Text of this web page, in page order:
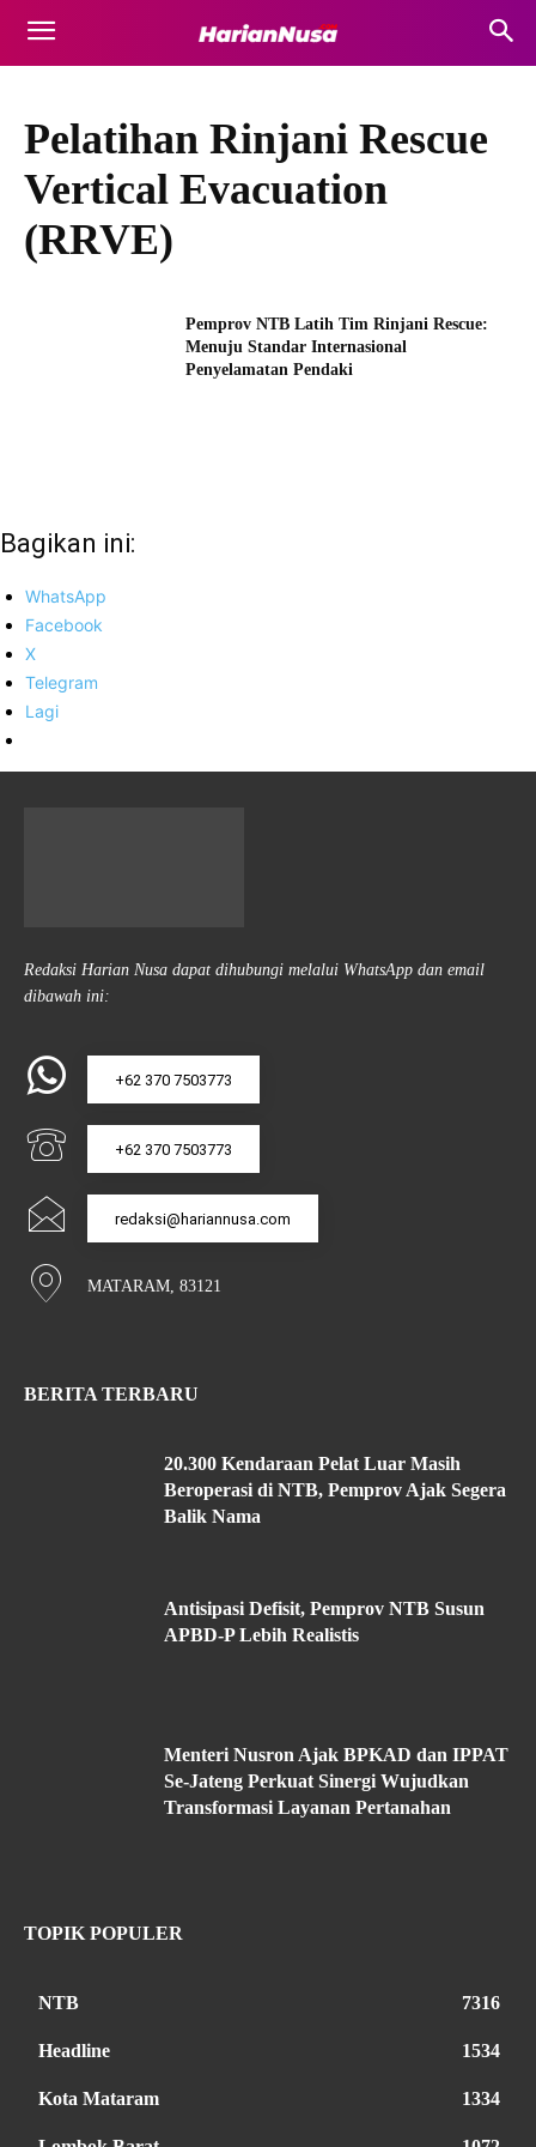
Pelatihan Rinjani Rescue
Vertical Evacuation
(RRVE)
Pemprov NTB Latih Tim Rinjani Rescue:
Menuju Standar Internasional
Penyelamatan Pendaki
Bagikan ini:
WhatsApp
Facebook
X
Telegram
Lagi
Redaksi Harian Nusa dapat dihubungi melalui WhatsApp dan email
dibawah ini:
+62 370 7503773
+62 370 7503773
redaksi@hariannusa.com
MATARAM, 83121
BERITA TERBARU
20.300 Kendaraan Pelat Luar Masih
Beroperasi di NTB, Pemprov Ajak Segera
Balik Nama
Antisipasi Defisit, Pemprov NTB Susun
APBD-P Lebih Realistis
Menteri Nusron Ajak BPKAD dan IPPAT
Se-Jateng Perkuat Sinergi Wujudkan
Transformasi Layanan Pertanahan
TOPIK POPULER
NTB 7316
Headline 1534
Kota Mataram 1334